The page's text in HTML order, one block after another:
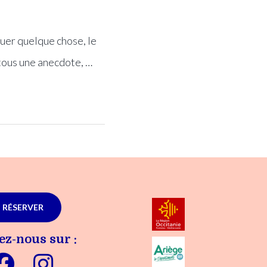
quelque chose, le
une anecdote, …
RÉSERVER
nous sur :